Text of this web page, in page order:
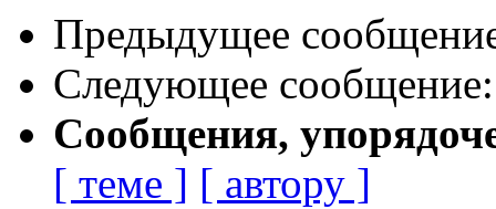
Предыдущее
Следующее
Сообщения,
[ теме ] [ автору ]